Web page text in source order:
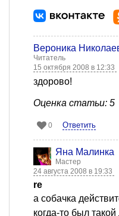
Вероника
Читатель
15 октября 2008 в 12:33
здорово!
Оценка статьи: 5
0 Ответить
Яна Малинка
Мастер
24 августа 2008 в 19:33
re
а собачка
когда-то был